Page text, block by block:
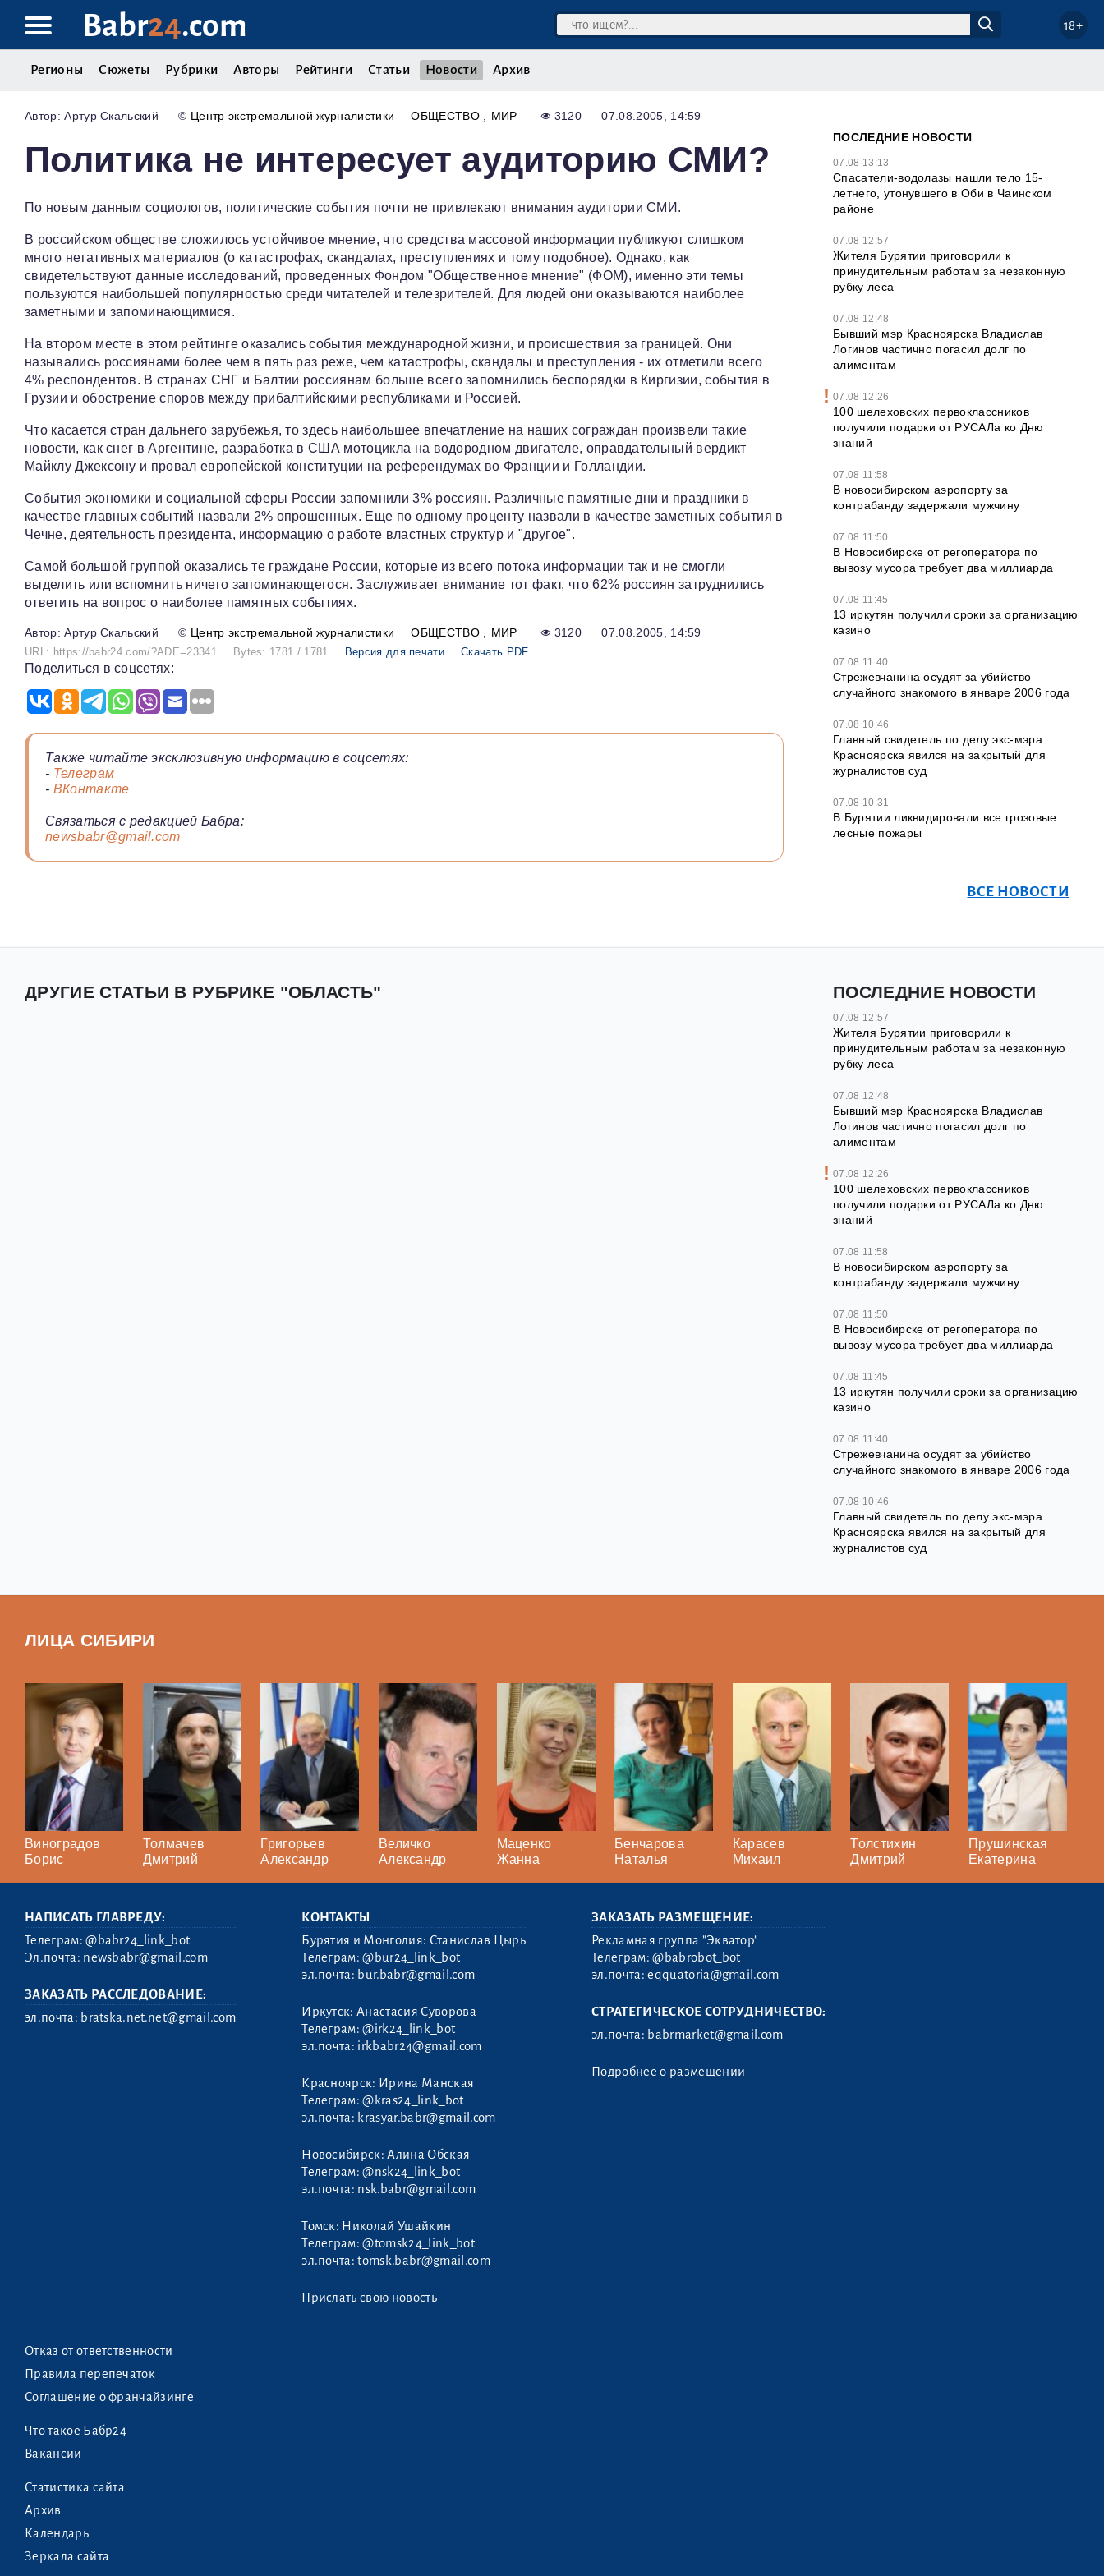
Babr24.com 18+
Регионы Сюжеты Рубрики Авторы Рейтинги Статьи Новости Архив
Артур Скальский © Центр экстремальной журналистики ОБЩЕСТВО МИР 3120 07.08.2005, 14:59
Политика не интересует аудиторию СМИ?
По новым данным социологов, политические события почти не привлекают внимания аудитории СМИ.
В российском обществе сложилось устойчивое мнение, что средства массовой информации публикуют слишком
много негативных материалов (о катастрофах, скандалах, преступлениях и тому подобное). Однако, как
свидетельствуют данные исследований, проведенных Фондом "Общественное мнение" (ФОМ), именно эти темы
пользуются наибольшей популярностью среди читателей и телезрителей. Для людей они оказываются наиболее
заметными и запоминающимися.
На втором месте в этом рейтинге оказались события международной жизни, и происшествия за границей. Они
назывались россиянами более чем в пять раз реже, чем катастрофы, скандалы и преступления - их отметили всего
4% респондентов. В странах СНГ и Балтии россиянам больше всего запомнились беспорядки в Киргизии, события в
Грузии и обострение споров между прибалтийскими республиками и Россией.
Что касается стран дальнего зарубежья, то здесь наибольшее впечатление на наших сограждан произвели такие
новости, как снег в Аргентине, разработка в США мотоцикла на водородном двигателе, оправдательный вердикт
Майклу Джексону и провал европейской конституции на референдумах во Франции и Голландии.
События экономики и социальной сферы России запомнили 3% россиян. Различные памятные дни и праздники в
качестве главных событий назвали 2% опрошенных. Еще по одному проценту назвали в качестве заметных события в
Чечне, деятельность президента, информацию о работе властных структур и "другое".
Самой большой группой оказались те граждане России, которые из всего потока информации так и не смогли
выделить или вспомнить ничего запоминающегося. Заслуживает внимание тот факт, что 62% россиян затруднились
ответить на вопрос о наиболее памятных событиях.
Артур Скальский © Центр экстремальной журналистики ОБЩЕСТВО МИР 3120 07.08.2005, 14:59
URL: https://babr24.com/?ADE=23341 Bytes: 1781 / 1781 Версия для печати Скачать PDF
Поделиться в соцсетях:
Также читайте эксклюзивную информацию в соцсетях:
- Телеграм
- ВКонтакте
Связаться с редакцией Бабра:
newsbabr@gmail.com
ПОСЛЕДНИЕ НОВОСТИ
07.08 13:13
Спасатели-водолазы нашли тело 15-
летнего, утонувшего в Оби в Чаинском
районе
07.08 12:57
Жителя Бурятии приговорили к
принудительным работам за незаконную
рубку леса
07.08 12:48
Бывший мэр Красноярска Владислав
Логинов частично погасил долг по
алиментам
07.08 12:26
100 шелеховских первоклассников
получили подарки от РУСАЛа ко Дню
знаний
07.08 11:58
В новосибирском аэропорту за
контрабанду задержали мужчину
07.08 11:50
В Новосибирске от регоператора по
вывозу мусора требует два миллиарда
07.08 11:45
13 иркутян получили сроки за организацию
казино
07.08 11:40
Стрежевчанина осудят за убийство
случайного знакомого в январе 2006 года
07.08 10:46
Главный свидетель по делу экс-мэра
Красноярска явился на закрытый для
журналистов суд
07.08 10:31
В Бурятии ликвидировали все грозовые
лесные пожары
ВСЕ НОВОСТИ
ДРУГИЕ СТАТЬИ В РУБРИКЕ "ОБЛАСТЬ" ПОСЛЕДНИЕ НОВОСТИ
07.08 12:57
Жителя Бурятии приговорили к
принудительным работам за незаконную
рубку леса
07.08 12:48
Бывший мэр Красноярска Владислав
Логинов частично погасил долг по
алиментам
07.08 12:26
100 шелеховских первоклассников
получили подарки от РУСАЛа ко Дню
знаний
07.08 11:58
В новосибирском аэропорту за
контрабанду задержали мужчину
07.08 11:50
В Новосибирске от регоператора по
вывозу мусора требует два миллиарда
07.08 11:45
13 иркутян получили сроки за организацию
казино
07.08 11:40
Стрежевчанина осудят за убийство
случайного знакомого в январе 2006 года
07.08 10:46
Главный свидетель по делу экс-мэра
Красноярска явился на закрытый для
журналистов суд
ЛИЦА СИБИРИ
Виноградов
Борис
Толмачев
Дмитрий
Григорьев
Александр
Величко
Александр
Маценко
Жанна
Бенчарова
Наталья
Карасев
Михаил
Толстихин
Дмитрий
Прушинская
Екатерина
НАПИСАТЬ ГЛАВРЕДУ:
Телеграм:@babr24_link_bot
Эл.почта: newsbabr@gmail.com
ЗАКАЗАТЬ РАССЛЕДОВАНИЕ:
эл.почта: bratska.net.net@gmail.com
КОНТАКТЫ
Бурятия и Монголия: Станислав Цырь
Телеграм:@bur24_link_bot
эл.почта: bur.babr@gmail.com
Иркутск: Анастасия Суворова
Телеграм:@irk24_link_bot
эл.почта: irkbabr24@gmail.com
Красноярск: Ирина Манская
Телеграм:@kras24_link_bot
эл.почта: krasyar.babr@gmail.com
Новосибирск: Алина Обская
Телеграм:@nsk24_link_bot
эл.почта: nsk.babr@gmail.com
Томск: Николай Ушайкин
Телеграм:@tomsk24_link_bot
эл.почта:tomsk.babr@gmail.com
Прислать свою новость
ЗАКАЗАТЬ РАЗМЕЩЕНИЕ:
Рекламная группа "Экватор"
Телеграм:@babrobot_bot
эл.почта:eqquatoria@gmail.com
СТРАТЕГИЧЕСКОЕ СОТРУДНИЧЕСТВО:
эл.почта: babrmarket@gmail.com
Подробнее о размещении
Отказ от ответственности
Правила перепечаток
Соглашение о франчайзинге
Что такое Бабр24
Вакансии
Статистика сайта
Архив
Календарь
Зеркала сайта